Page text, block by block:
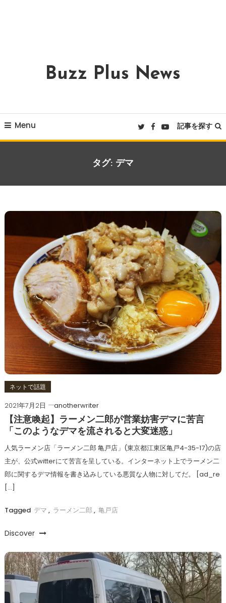
Buzz Plus News
Menu 記事を探す
タグ: デマ
ネットで話題
2021年7月2日
anotherwriter
【注意喚起】ラーメン二郎が営業妨害デマに苦言
「このようなデマを流されると大変迷惑」
人気ラーメン店「ラーメン二郎 亀戸店」(東京都江東区亀戸4-35-17)の店
主が、公式witterにて苦言を呈している。インターネット上でラーメン二
郎に関するデマ情報を書き込みしている悪質な人物に対してだ。 [ad_re
[…]
Tagged デマ , ラーメン二郎 , 亀戸店
Discover